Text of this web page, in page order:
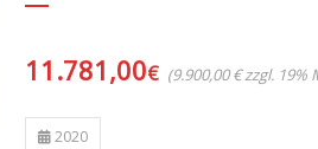
11.781,00€ (9.900,00 € zzgl. 19%
2020